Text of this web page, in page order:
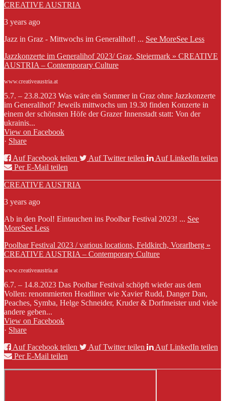
CREATIVE AUSTRIA
3 years ago
Jazz in Graz - Mittwochs im Generalihof! ... See MoreSee Less
Jazzkonzerte im Generalihof 2023/ Graz, Steiermark » CREATIVE
AUSTRIA – Contemporary Culture
www.creativeaustria.at
5.7. – 23.8.2023 Was wäre ein Sommer in Graz ohne Jazzkonzerte
im Generalihof? Jeweils mittwochs um 19.30 finden Konzerte in
einem der schönsten Höfe der Grazer Innenstadt statt: Von der
ukrainis...
View on Facebook
· Share
Auf Facebook teilen
Auf Twitter teilen
Auf LinkedIn teilen
Per E-Mail teilen
CREATIVE AUSTRIA
3 years ago
Ab in den Pool! Eintauchen ins Poolbar Festival 2023! ... See
MoreSee Less
Poolbar Festival 2023 / various locations, Feldkirch, Vorarlberg »
CREATIVE AUSTRIA – Contemporary Culture
www.creativeaustria.at
6.7. – 14.8.2023 Das Poolbar Festival schöpft wieder aus dem
Vollen: renommierten Headliner wie Xavier Rudd, Danger Dan,
Peaches, Symba, Helge Schneider, Kruder & Dorfmeister und viele
andere geben...
View on Facebook
· Share
Auf Facebook teilen
Auf Twitter teilen
Auf LinkedIn teilen
Per E-Mail teilen